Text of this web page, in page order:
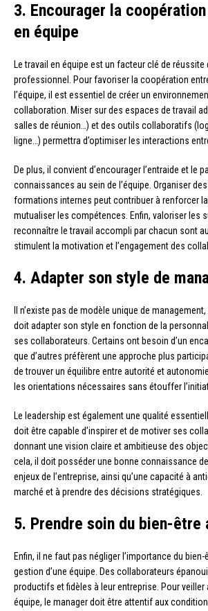
3. Encourager la
en équipe
Le travail en équipe est un facteur clé de réussite
professionnel. Pour favoriser la coopération
l’équipe, il est essentiel de créer un
collaboration. Miser sur des espaces de travail
salles de réunion…) et des outils collaboratifs
ligne…) permettra d’optimiser les interactions
De plus, il convient d’encourager l’entraide et le
connaissances au sein de l’équipe. Organiser
formations internes peut contribuer à renforcer
mutualiser les compétences. Enfin, valoriser les
reconnaître le travail accompli par chacun sont
stimulent la motivation et l’engagement des
4. Adapter son style de
Il n’existe pas de modèle unique de
doit adapter son style en fonction de la
ses collaborateurs. Certains ont besoin d’un
que d’autres préfèrent une approche plus
de trouver un équilibre entre autorité et
les orientations nécessaires sans étouffer
Le leadership est également une qualité
doit être capable d’inspirer et de motiver ses
donnant une vision claire et ambitieuse des
cela, il doit posséder une bonne connaissance
enjeux de l’entreprise, ainsi qu’une capacité à
marché et à prendre des décisions stratégiques.
5. Prendre soin du bien-être
Enfin, il ne faut pas négliger l’importance du
gestion d’une équipe. Des collaborateurs
productifs et fidèles à leur entreprise. Pour veiller
équipe, le manager doit être attentif aux